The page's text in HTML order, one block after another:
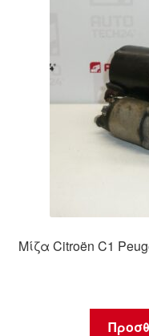
Παγκόσμια
Παράπονα
Μίζα Citroën C1